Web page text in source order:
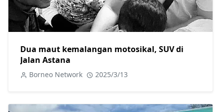
Dua maut kemalangan motosikal, SUV di
Jalan Astana
Borneo Network 2025/3/13